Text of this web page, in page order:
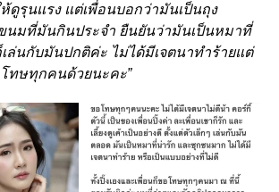
ดูรุนแรง แต่เพื่อนบอกว่ามันเป็นถุง
นมที่มันกินประจำ ยืนยันว่ามันเป็นหมาที่
ล่นกับมันปกติค่ะ ไม่ได้มีเจตนาทำร้ายแต่
ทษทุกคนด้วยนะคะ”